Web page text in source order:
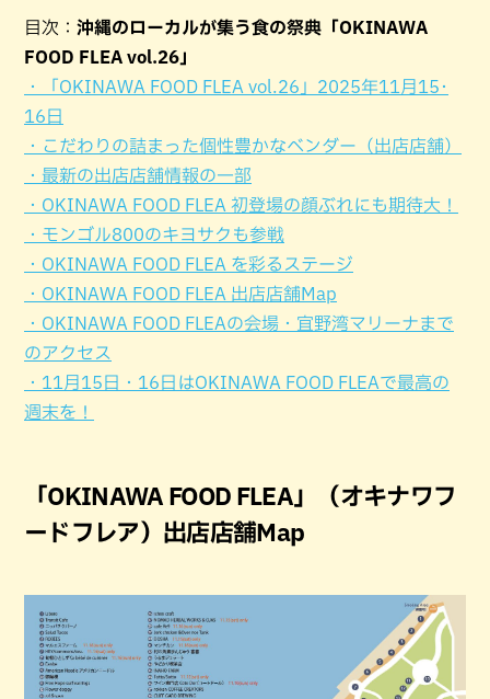
目次： 沖縄のローカルが集う食の祭典「OKINAWA
FOOD FLEA vol.26」
・「OKINAWA FOOD FLEA vol.26」2025年11月15･
16日
・こだわりの詰まった個性豊かなベンダー（出店店舗）
・最新の出店店舗情報の一部
・OKINAWA FOOD FLEA 初登場の顔ぶれにも期待大！
・モンゴル800のキヨサクも参戦
・OKINAWA FOOD FLEA を彩るステージ
・OKINAWA FOOD FLEA 出店店舗Map
・OKINAWA FOOD FLEAの会場・宜野湾マリーナまで
のアクセス
・11月15日・16日はOKINAWA FOOD FLEAで最高の
週末を！
「OKINAWA FOOD FLEA」（オキナワフ
ードフレア）出店店舗Map